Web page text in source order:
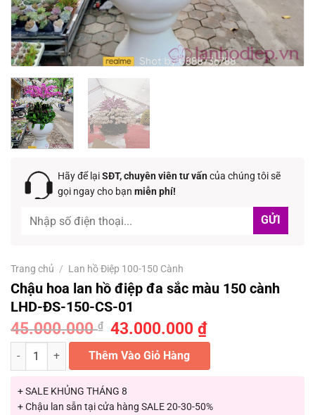
Hãy để lạiSĐT, chuyên viên tư vấncủa chúng tôi sẽ
gọi ngay cho bạn miễn phí!
Trang chủ / Lan hồ Điệp 100-150 Cành
Chậu hoa lan hồ điệp đa sắc màu 150 cành
LHD-ĐS-150-CS-01
45.000.000₫
Giá
gốc
là:
45.000.000 ₫.
43.000.000 ₫Giá
hiện
tại
Chậu hoa lan hồ điệp đa sắc màu 150 cành LHD-ĐS-150-CS-01 số
Thêm Vào Giỏ Hàng
+ SALE KHỦNG THÁNG 8
+ Chậu lan sẵn tại cửa hàng SALE 20-30-50%